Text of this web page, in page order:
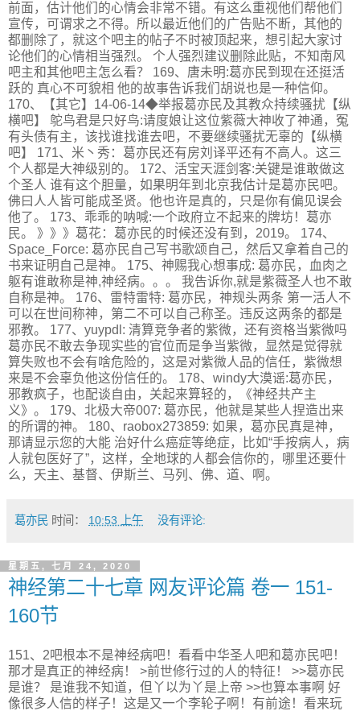
前面，估计他们的心情会非常不错。有这么重视他们帮他们
宣传，可谓求之不得。所以最近他们的广告贴不断，其他的
都删除了，就这个吧主的帖子不时被顶起来，想引起大家讨
论他们的心情相当强烈。 个人强烈建议删除此贴，不知南风
吧主和其他吧主怎么看？ 169、唐未明:葛亦民到现在还挺活
跃的 真心不可貌相 他的故事告诉我们胡说也是一种信仰。
170、【其它】14-06-14◆举报葛亦民及其教众持续骚扰【纵
横吧】 鸵鸟君是只好鸟:请度娘让这位紫薇大神收了神通，冤
有头债有主，该找谁找谁去吧，不要继续骚扰无辜的【纵横
吧】 171、米丶秀：葛亦民还有房刘译平还有不高人。这三
个人都是大神级别的。 172、活宝天涯剑客:关键是谁敢做这
个圣人 谁有这个胆量，如果明年到北京我估计是葛亦民吧。
佛曰人人皆可能成圣贤。他也许是真的，只是你有偏见误会
他了。 173、乖乖的呐喊:一个政府立不起来的牌坊！葛亦
民。 》》》葛花：葛亦民的时候还没有到，2019。 174、
Space_Force: 葛亦民自己写书歌颂自己，然后又拿着自己的
书来证明自己是神。 175、神赐我心想事成: 葛亦民，血肉之
躯有谁敢称是神,神经病。。。 我告诉你,就是紫薇圣人也不敢
自称是神。 176、雷特雷特: 葛亦民，神规头两条 第一活人不
可以在世间称神，第二不可以自己称圣。违反这两条的都是
邪教。 177、yuypdl: 清算竞争者的紫微，还有资格当紫微吗
葛亦民不敢去争现实些的官位而是争当紫微，显然是觉得就
算失败也不会有啥危险的，这是对紫微人品的信任，紫微想
来是不会辜负他这份信任的。 178、windy大漠谣:葛亦民，
邪教疯子，也配谈自由，关起来算轻的，《神经共产主
义》。 179、北极大帝007: 葛亦民，他就是某些人捏造出来
的所谓的神。 180、raobox273859: 如果，葛亦民真是神，
那请显示您的大能 治好什么癌症等绝症，比如“手按病人，病
人就包医好了”，这样，全地球的人都会信你的，哪里还要什
么，天主、基督、伊斯兰、马列、佛、道、啊。
葛亦民 时间： 10:53 上午 没有评论:
星期五, 七月 24, 2020
神经第二十七章 网友评论篇 卷一 151-
160节
151、2吧根本不是神经病吧！看看中华圣人吧和葛亦民吧！
那才是真正的神经病！ >前世修行过的人的特征！ >>葛亦民
是谁？ 是谁我不知道，但丫以为丫是上帝 >>也算本事啊 好
像很多人信的样子！这是又一个李轮子啊！有前途！看来玩